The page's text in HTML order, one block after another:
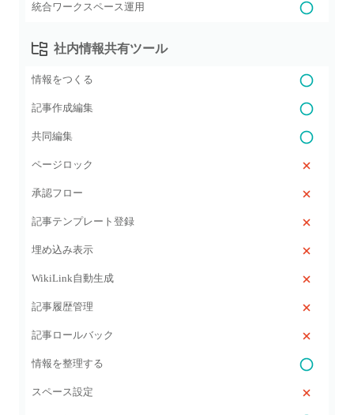
統合ワークスペース運用
社内情報共有ツール
情報をつくる
記事作成編集
共同編集
ページロック
承認フロー
記事テンプレート登録
埋め込み表示
WikiLink自動生成
記事履歴管理
記事ロールバック
情報を整理する
スペース設定